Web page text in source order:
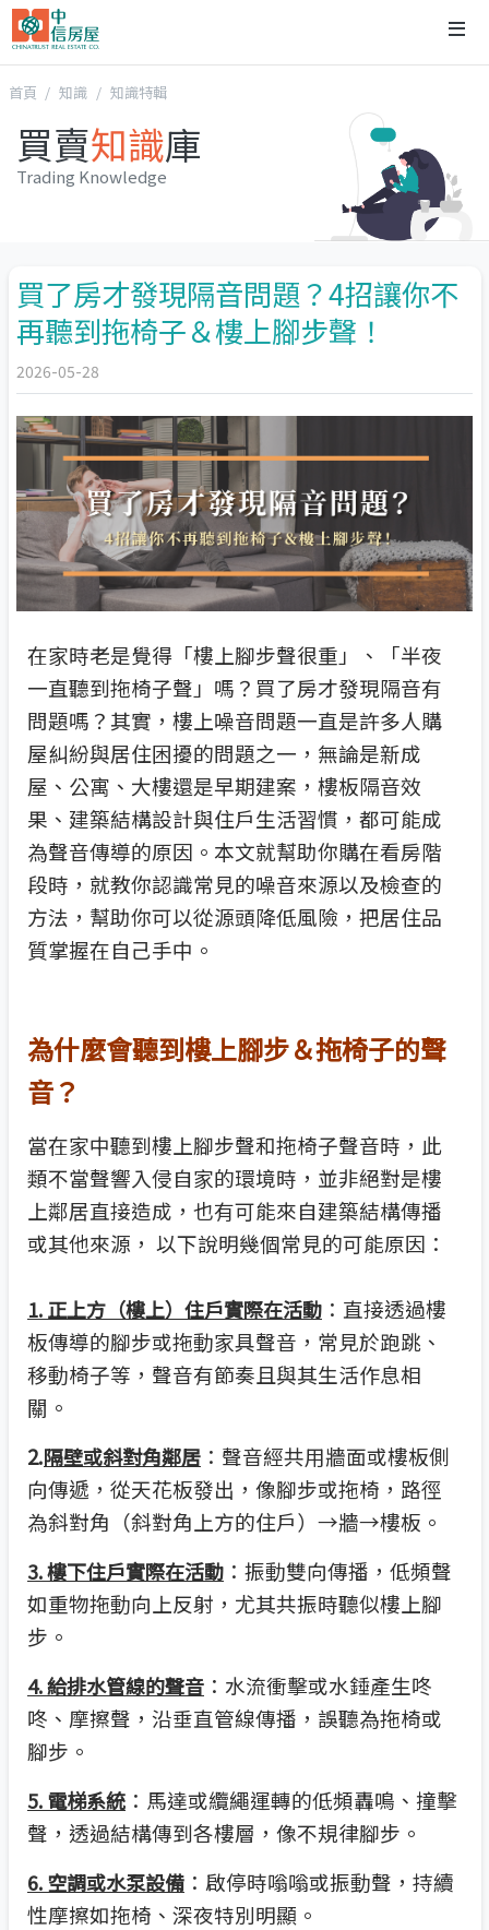
首頁 知識 知識特輯
買賣知識庫
Trading Knowledge
買了房才發現隔音問題？4招讓你不
再聽到拖椅子＆樓上腳步聲！
2026-05-28
在家時老是覺得「樓上腳步聲很重」、「半夜
一直聽到拖椅子聲」嗎？買了房才發現隔音有
問題嗎？其實，樓上噪音問題一直是許多人購
屋糾紛與居住困擾的問題之一，無論是新成
屋、公寓、大樓還是早期建案，樓板隔音效
果、建築結構設計與住戶生活習慣，都可能成
為聲音傳導的原因。本文就幫助你購在看房階
段時，就教你認識常見的噪音來源以及檢查的
方法，幫助你可以從源頭降低風險，把居住品
質掌握在自己手中。
為什麼會聽到樓上腳步＆拖椅子的聲
音？
當在家中聽到樓上腳步聲和拖椅子聲音時，此
類不當聲響入侵自家的環境時，並非絕對是樓
上鄰居直接造成，也有可能來自建築結構傳播
或其他來源， 以下說明幾個常見的可能原因：
1. 正上方（樓上）住戶實際在活動 ：直接透過樓
板傳導的腳步或拖動家具聲音，常見於跑跳、
移動椅子等，聲音有節奏且與其生活作息相
關。
2.隔壁或斜對角鄰居 ：聲音經共用牆面或樓板側
向傳遞，從天花板發出，像腳步或拖椅，路徑
為斜對角（斜對角上方的住戶）→牆→樓板。
3. 樓下住戶實際在活動 ：振動雙向傳播，低頻聲
如重物拖動向上反射，尤其共振時聽似樓上腳
步。
4. 給排水管線的聲音 ：水流衝擊或水錘產生咚
咚、摩擦聲，沿垂直管線傳播，誤聽為拖椅或
腳步。
5. 電梯系統 ：馬達或纜繩運轉的低頻轟鳴、撞擊
聲，透過結構傳到各樓層，像不規律腳步。
6. 空調或水泵設備 ：啟停時嗡嗡或振動聲，持續
性摩擦如拖椅、深夜特別明顯。